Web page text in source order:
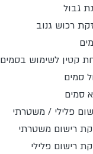
גבול
רכוש גנוב
קטין לשימוש בסמים
סמים
סמים
פלילי / משטרתי
רישום משטרתי
רישום פלילי